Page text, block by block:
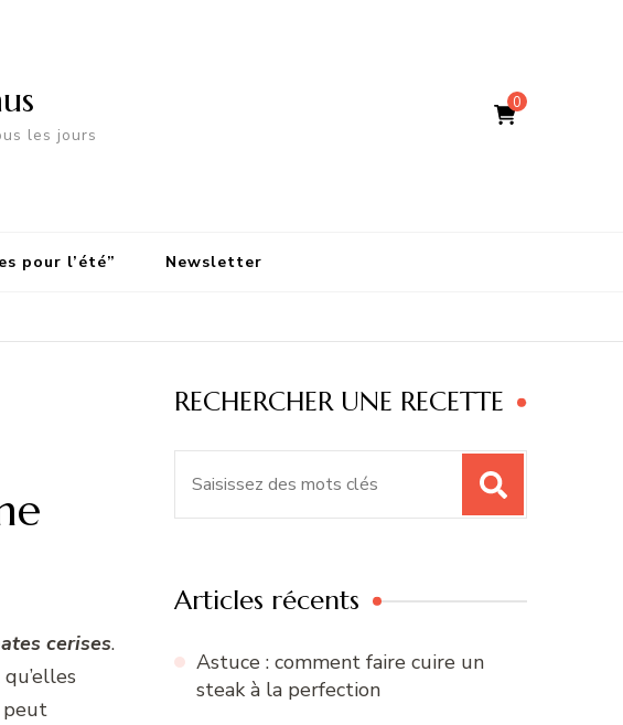
0
les jours
pour l’été” Newsletter
cerises.
peut
RECHERCHER UNE RECETTE
Articles récents
Astuce : comment faire cuire un
steak à la perfection